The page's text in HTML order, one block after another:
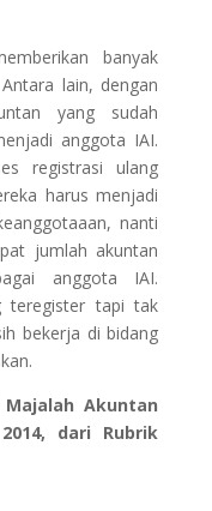
banyak
lain, dengan
yang sudah
anggota IAI.
registrasi ulang
harus menjadi
nanti
jumlah akuntan
anggota IAI.
teregister tapi tak
bekerja di bidang
Akuntan
dari Rubrik